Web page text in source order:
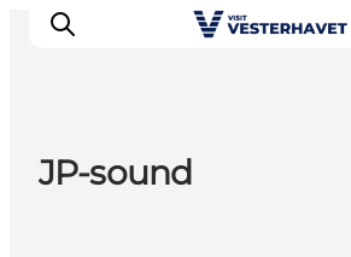
JP-sound